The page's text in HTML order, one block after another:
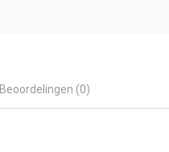
Beoordelingen (0)